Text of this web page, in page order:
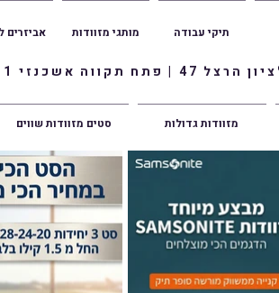
אביזרים מותגי מזוודות תיקי עבודה
סטים מזוודות שווים מזוודות גדולות